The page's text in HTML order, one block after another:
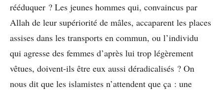
rééduquer ? Les jeunes hommes qui, convaincus par
Allah de leur supériorité de mâles, accaparent les places
assises dans les transports en commun, ou l’individu
qui agresse des femmes d’après lui trop légèrement
vêtues, doivent-ils être eux aussi déradicalisés ? On
nous dit que les islamistes n’attendent que ça : une